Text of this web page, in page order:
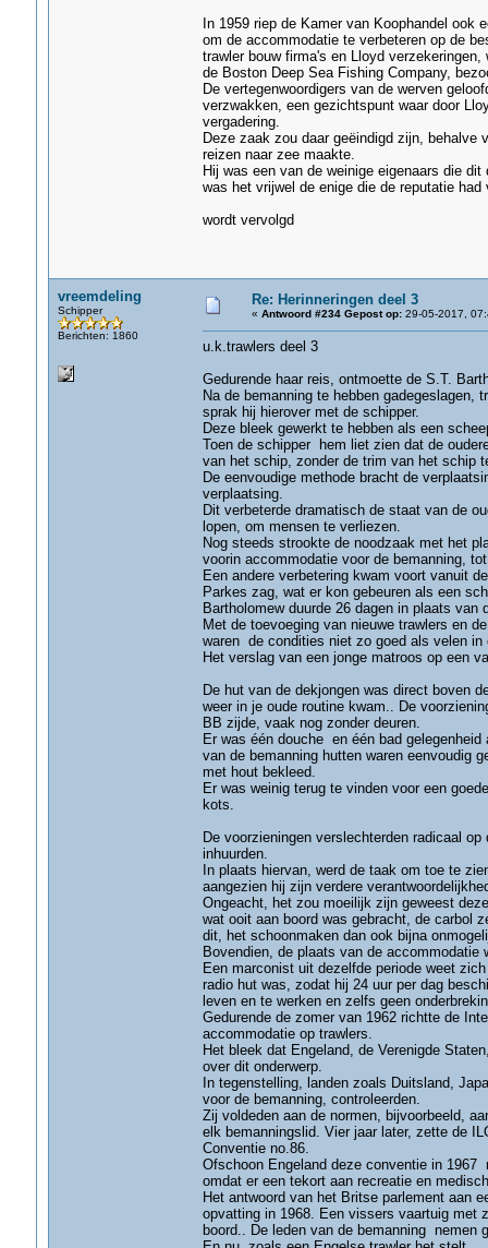
In 1959 riep de Kamer van Koophandel ook
om de accommodatie te verbeteren op de
trawler bouw firma's en Lloyd
de Boston Deep Sea Fishing Company,
De vertegenwoordigers van de werven
verzwakken, een gezichtspunt waar door
vergadering.
Deze zaak zou daar geëindigd zijn,
reizen naar zee maakte.
Hij was een van de weinige eigenaars die
was het vrijwel de enige die de reputatie had
wordt vervolgd
vreemdeling
Schipper
Berichten: 1860
Re: Herinneringen deel 3
« Antwoord #234 Gepost op:29-05-2017,
u.k.trawlers deel 3
Gedurende haar reis, ontmoette de S.T.
Na de bemanning te hebben
sprak hij hierover met de schipper.
Deze bleek gewerkt te hebben als een
Toen de schipper hem liet zien dat de
van het schip, zonder de trim van het schip
De eenvoudige methode bracht de
verplaatsing.
Dit verbeterde dramatisch de staat van de
lopen, om mensen te verliezen.
Nog steeds strookte de noodzaak met het
voorin accommodatie voor de bemanning,
Een andere verbetering kwam voort vanuit
Parkes zag, wat er kon gebeuren als een
Bartholomew duurde 26 dagen in plaats van
Met de toevoeging van nieuwe trawlers en
waren de condities niet zo goed als velen in
Het verslag van een jonge matroos op een
De hut van de dekjongen was direct boven
weer in je oude routine kwam.. De
BB zijde, vaak nog zonder deuren.
Er was één douche en één bad
van de bemanning hutten waren eenvoudig
met hout bekleed.
Er was weinig terug te vinden voor een
kots.
De voorzieningen verslechterden radicaal
inhuurden.
In plaats hiervan, werd de taak om toe te
aangezien hij zijn verdere
Ongeacht, het zou moeilijk zijn geweest
wat ooit aan boord was gebracht, de carbol
dit, het schoonmaken dan ook bijna
Bovendien, de plaats van de
Een marconist uit dezelfde periode weet
radio hut was, zodat hij 24 uur per dag
leven en te werken en zelfs geen
Gedurende de zomer van 1962 richtte de
accommodatie op trawlers.
Het bleek dat Engeland, de Verenigde
over dit onderwerp.
In tegenstelling, landen zoals Duitsland,
voor de bemanning, controleerden.
Zij voldeden aan de normen, bijvoorbeeld,
elk bemanningslid. Vier jaar later, zette de
Conventie no.86.
Ofschoon Engeland deze conventie in
omdat er een tekort aan recreatie en
Het antwoord van het Britse parlement aan
opvatting in 1968. Een vissers vaartuig met
boord.. De leden van de bemanning nemen